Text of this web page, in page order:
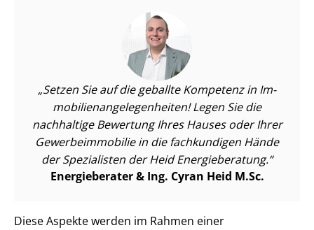
Setzen Sie auf die geballte Kompetenz in Im­
mo­bi­li­en­an­ge­le­gen­hei­ten! Legen Sie die
nachhaltige Bewertung Ihres Hauses oder Ihrer
Ge­wer­be­im­mo­bi­lie in die fachkundigen Hände
der Spezialisten der Heid Energieberatung.
Energieberater & Ing. Cyran Heid M.Sc.
Diese Aspekte werden im Rahmen einer